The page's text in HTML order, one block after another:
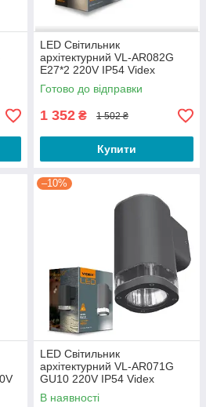
LED Світильник
архітектурний VL-AR082G
E27*2 220V IP54 Videx
Готово до відправки
1 352 ₴ 1 502 ₴
Купити
–10%
LED Світильник
архітектурний VL-AR071G
GU10 220V IP54 Videx
В наявності